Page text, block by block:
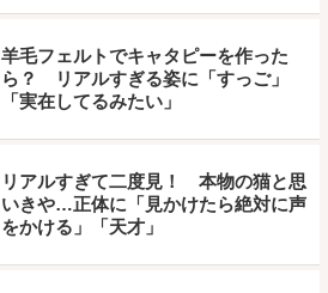
羊毛フェルトでキャタピーを作った
ら？ リアルすぎる姿に「すっご」
「実在してるみたい」
リアルすぎて二度見！ 本物の猫と思
いきや…正体に「見かけたら絶対に声
をかける」「天才」